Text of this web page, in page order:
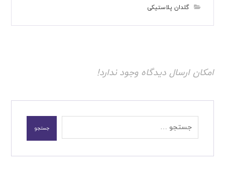
گلدان پلاستیکی
امکان ارسال دیدگاه وجود ندارد!